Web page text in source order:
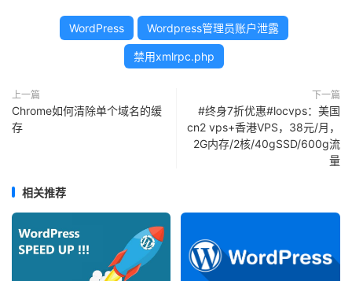
WordPress Wordpress管理员账户泄露
禁用xmlrpc.php
上一篇
Chrome如何清除单个域名的缓
存
下一篇
#终身7折优惠#locvps：美国
cn2 vps+香港VPS，38元/月，
2G内存/2核/40gSSD/600g流
量
相关推荐